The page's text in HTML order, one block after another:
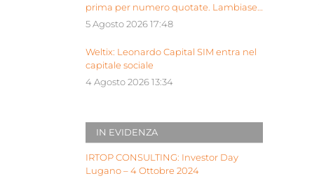
prima per numero quotate. Lambiase:
“Milano piattaforma europea Siu”
5 Agosto 2026 17:48
Weltix: Leonardo Capital SIM entra nel
capitale sociale
4 Agosto 2026 13:34
IN EVIDENZA
IRTOP CONSULTING: Investor Day
Lugano – 4 Ottobre 2024